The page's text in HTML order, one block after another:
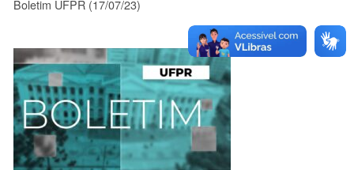
Boletim UFPR (17/07/23)